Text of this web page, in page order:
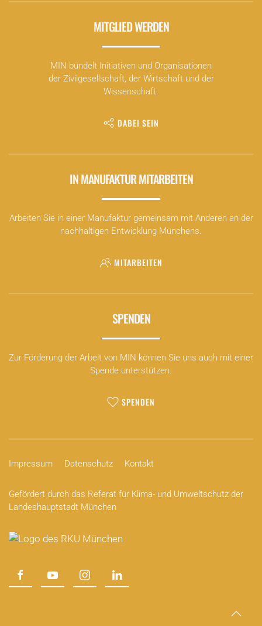
MITGLIED WERDEN
MIN bündelt Initiativen und Organisationen
der Zivilgesellschaft, der Wirtschaft und der
Wissenschaft.
DABEI SEIN
IN MANUFAKTUR MITARBEITEN
Arbeiten Sie in einer Manufaktur gemeinsam mit Anderen an der
nachhaltigen Entwicklung Münchens.
MITARBEITEN
SPENDEN
Zur Förderung der Arbeit von MIN können Sie uns auch mit einer
Spende unterstützen.
SPENDEN
Impressum Datenschutz Kontakt
Gefördert durch das Referat für Klima- und Umweltschutz der
Landeshauptstadt München